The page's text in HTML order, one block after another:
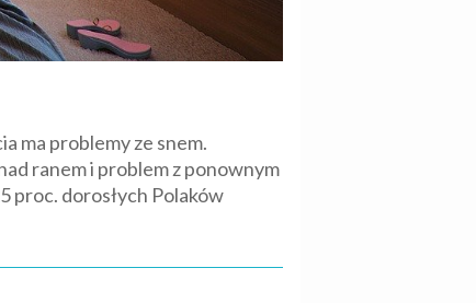
ma problemy ze snem.
ranem i problem z ponownym
proc. dorosłych Polaków